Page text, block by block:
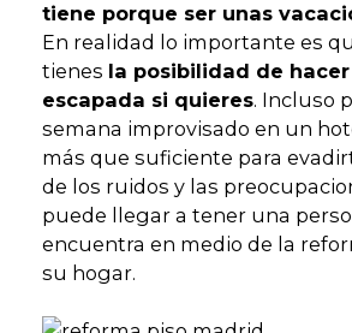
tiene porque ser unas
En realidad lo importante es
tienes la posibilidad de
escapada si quieres. Incluso
semana improvisado en un
más que suficiente para
de los ruidos y las
puede llegar a tener una
encuentra en medio de la
su hogar.